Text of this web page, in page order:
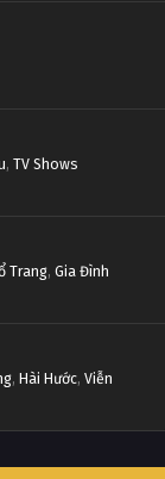
, TV Shows
Trang, Gia Đình
, Hài Hước, Viễn